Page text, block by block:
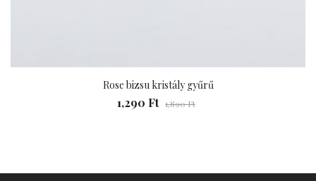
Rose bizsu kristály gyűrű
1,290 Ft 1,890 Ft